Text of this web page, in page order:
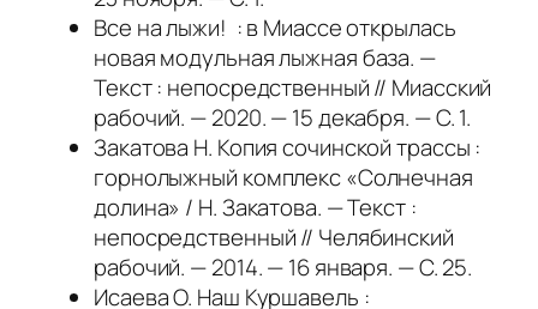
Все на лыжи! : в Миассе открылась
новая модульная лыжная база. —
Текст : непосредственный // Миасский
рабочий. — 2020. — 15 декабря. — С. 1.
Закатова Н. Копия сочинской трассы :
горнолыжный комплекс «Солнечная
долина» / Н. Закатова. — Текст :
непосредственный // Челябинский
рабочий. — 2014. — 16 января. — С. 25.
Исаева О. Наш Куршавель :